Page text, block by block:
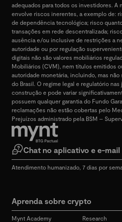
adequados para todos os investidores. A
envolve riscos inerentes, a exemplo de:
de dependência tecnológica; risco
transações em rede descentralizada;
ausência e/ou inclusive de restrições a
autoridade ou por regulação
digitais não são valores mobiliários
Mobiliários (CVM), nem títulos emitidos
autoridade monetária, incluindo, mas não
do Brasil. O regime legal e regulatório
construção e pode variar
possuem qualquer garantia do Fundo
reclamações não estão cobertas pelo
Prejuízos administrado pela BSM –
Aprenda sobre crypto
Mynt Academy Research
Chat no aplicativo e e-mail
Atendimento humanizado, 7 dias por